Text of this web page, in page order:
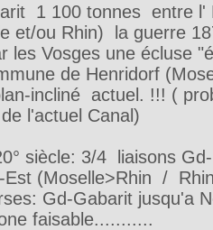
1 100 tonnes entre
et/ou Rhin) la guerre
les Vosges une écluse
de Henridorf
incliné actuel. !!! (
l'actuel Canal)
siècle: 3/4 liaisons
(Moselle>Rhin /
Gd-Gabarit jusqu'a
faisable...........